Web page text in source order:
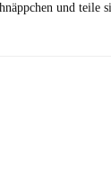
und teile